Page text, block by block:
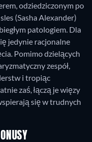
odziedziczonym po
(Sasha Alexander)
patologiem. Dla
jedynie racjonalne
Pomimo dzielących
zespół,
i tropiąc
zaś, łączą je więzy
się w trudnych